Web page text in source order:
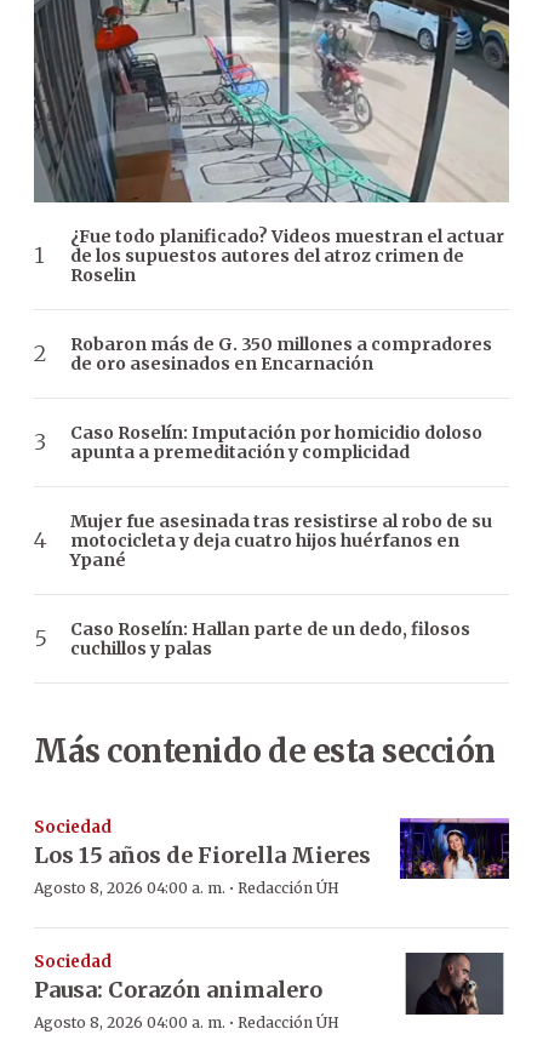
¿Fue todo planificado? Videos muestran el actuar
de los supuestos autores del atroz crimen de
Roselin
Robaron más de G. 350 millones a compradores
de oro asesinados en Encarnación
Caso Roselín: Imputación por homicidio doloso
apunta a premeditación y complicidad
Mujer fue asesinada tras resistirse al robo de su
motocicleta y deja cuatro hijos huérfanos en
Ypané
Caso Roselín: Hallan parte de un dedo, filosos
cuchillos y palas
Más contenido de esta sección
Sociedad
Los 15 años de Fiorella Mieres
Agosto 8, 2026 04:00 a. m. · Redacción ÚH
Sociedad
Pausa: Corazón animalero
Agosto 8, 2026 04:00 a. m. · Redacción ÚH